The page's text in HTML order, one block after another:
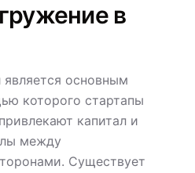
в
основным
которого стартапы
капитал и
между
Существует